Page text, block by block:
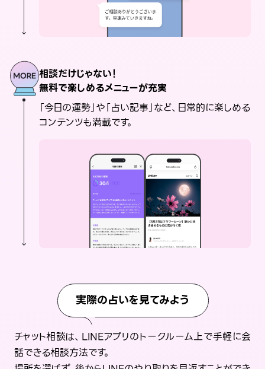
相談だけじゃない！
無料で楽しめるメニューが充実
「今日の運勢」や「占い記事」など、日常的に楽しめる
コンテンツも満載です。
実際の占いを見てみよう
チャット相談は、LINEアプリのトークルーム上で手軽に会
話できる相談方法です。